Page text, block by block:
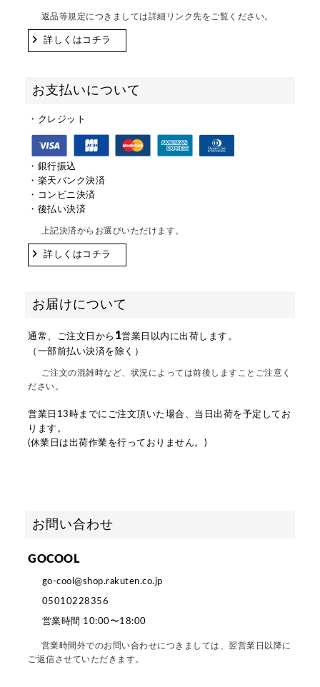
返品等規定につきましては詳細リンク先をご覧ください。
詳しくはコチラ
お支払いについて
・クレジット
・銀行振込
・楽天バンク決済
・コンビニ決済
・後払い決済
上記決済からお選びいただけます。
詳しくはコチラ
お届けについて
通常、ご注文日から 1営業日以内に出荷します。
（一部前払い決済を除く）
ご注文の混雑時など、状況によっては前後しますことご注意く
ださい。
営業日13時までにご注文頂いた場合、当日出荷を予定してお
ります。
(休業日は出荷作業を行っておりません。)
お問い合わせ
GOCOOL
go-cool@shop.rakuten.co.jp
05010228356
営業時間 10:00〜18:00
営業時間外でのお問い合わせにつきましては、翌営業日以降に
ご返信させていただきます。